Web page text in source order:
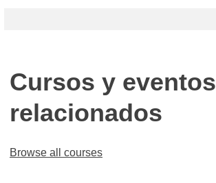
Cursos y eventos
relacionados
Browse all courses